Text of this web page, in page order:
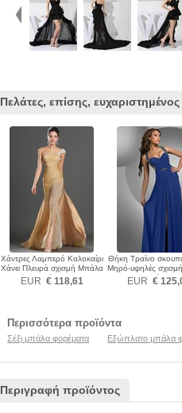
Πελάτες, επίσης, ευχαριστημένος
Χάντρες Λαμπερό Καλοκαίρι
Χάνει Πλευρά σχισμή Μπάλα
φορέματα
EUR € 118,61
Θήκη Τραίνο
Μηρό-υψηλές
φορέματα
EUR €
Περισσότερα προϊόντα
Σέξι μπάλα φορέματα Εξώπλατο μπάλα
Περιγραφή προϊόντος